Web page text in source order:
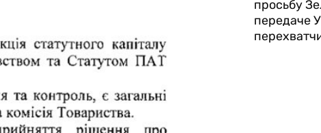
просьбу
передаче